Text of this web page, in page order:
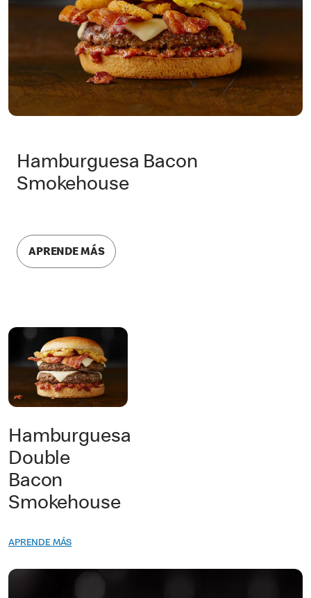
Hamburguesa Bacon
Smokehouse
APRENDE MÁS
Hamburguesa
Double
Bacon
Smokehouse
APRENDE MÁS